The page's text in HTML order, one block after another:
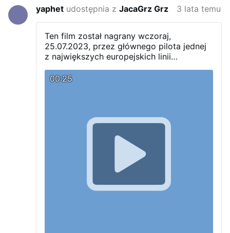
yaphet udostępnia zJacaGrz Grz 3 lata temu
Ten film został nagrany wczoraj,
25.07.2023, przez głównego pilota jednej
z największych europejskich linii
Rodos.
00:25